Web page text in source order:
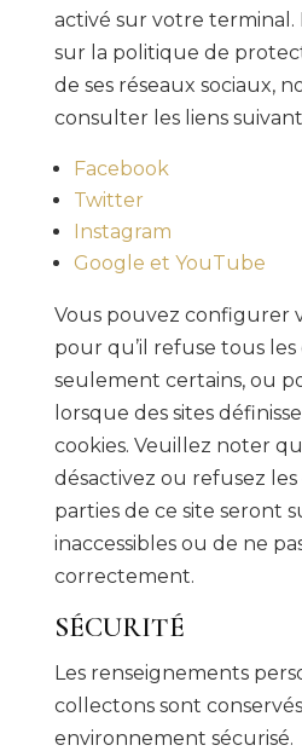
activé sur votre terminal.
sur la politique de
de ses réseaux sociaux,
consulter les liens
Facebook
Twitter
Instagram
Google et YouTube
Vous pouvez configurer
pour qu’il refuse tous les
seulement certains, ou
lorsque des sites
cookies. Veuillez noter
désactivez ou refusez les
parties de ce site seront
inaccessibles ou de ne
correctement.
SÉCURITÉ
Les renseignements
collectons sont
environnement sécurisé.